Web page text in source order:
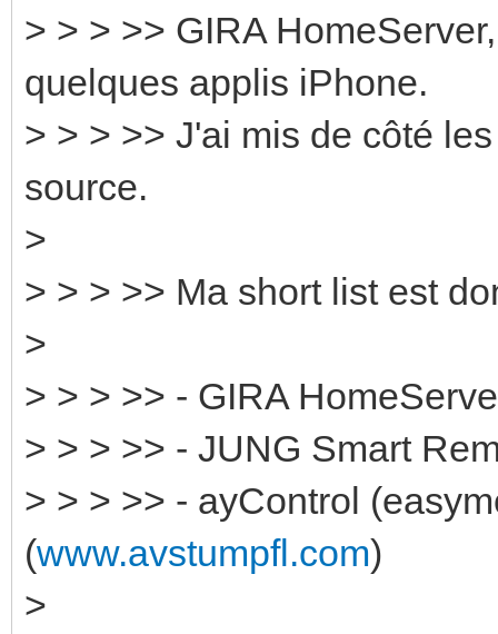
> > > >> GIRA
quelques applis iPhone.
> > > >> J'ai mis de côté
source.
>
> > > >> Ma short list est
>
> > > >> - GIRA
> > > >> - JUNG Smart
> > > >> - ayControl
(www.avstumpfl.com)
>